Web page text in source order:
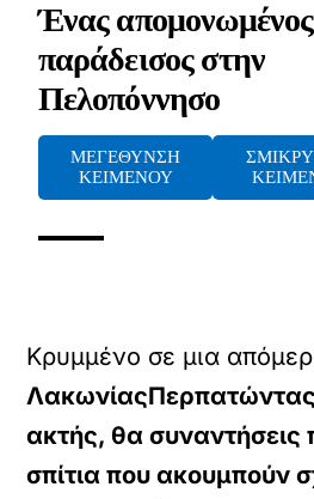
Ένας απομονωμένος
παράδεισος στην
Πελοπόννησο
ΜΕΓΕΘΥΝΣΗ
ΚΕΙΜΕΝΟΥ
Κρυμμένο σε μια
ακτής, θα συναντήσεις
σπίτια που ακουμπούν